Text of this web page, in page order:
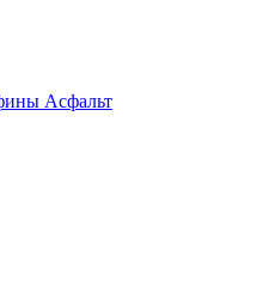
Асфальт